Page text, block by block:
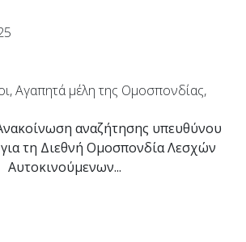
Αγαπητά μέλη της Ομοσπονδίας,
αναζήτησης υπευθύνου
τη Διεθνή Ομοσπονδία Λεσχών
Αυτοκινούμενων...